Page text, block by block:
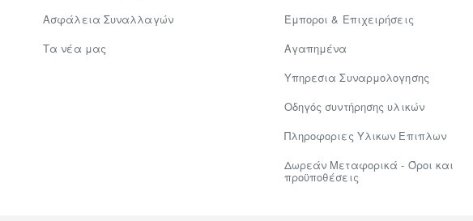
Ασφάλεια Συναλλαγών
Tα νέα μας
Έμποροι & Επιχειρήσεις
Αγαπημένα
Υπηρεσια Συναρμολογησης
Οδηγός συντήρησης υλικών
Πληροφοριες Υλικων Επιπλων
Δωρεάν Μεταφορικά - Όροι και
προϋποθέσεις